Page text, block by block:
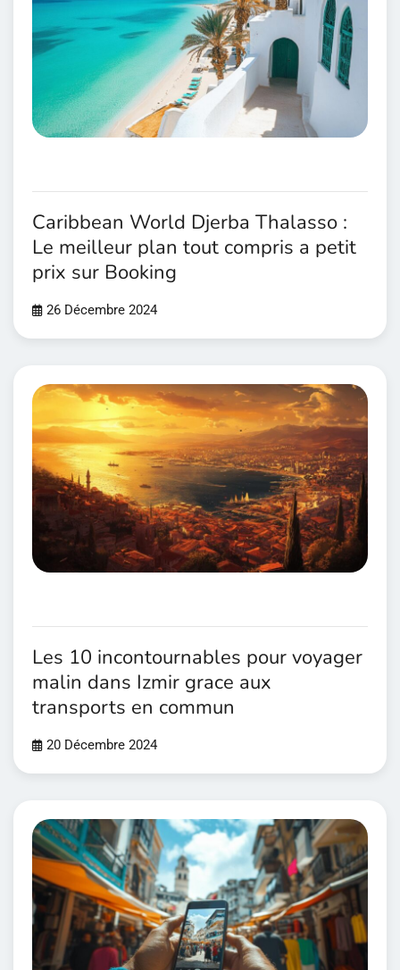
Caribbean World Djerba Thalasso :
Le meilleur plan tout compris a petit
prix sur Booking
26 Décembre 2024
Les 10 incontournables pour voyager
malin dans Izmir grace aux
transports en commun
20 Décembre 2024